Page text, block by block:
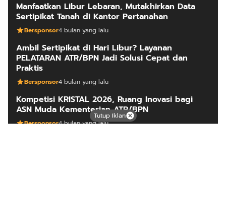
Manfaatkan Libur Lebaran, Mutakhirkan Data
Sertipikat Tanah di Kantor Pertanahan
Bersponsor4 bulan yang lalu
Ambil Sertipikat di Hari Libur? Layanan
PELATARAN ATR/BPN Jadi Solusi Cepat dan
Praktis
Bersponsor4 bulan yang lalu
Kompetisi KRISTAL 2026, Ruang Inovasi bagi
ASN Muda Kementerian ATR/BPN
Bersponsor4 bulan yang lalu
Tutup Iklan